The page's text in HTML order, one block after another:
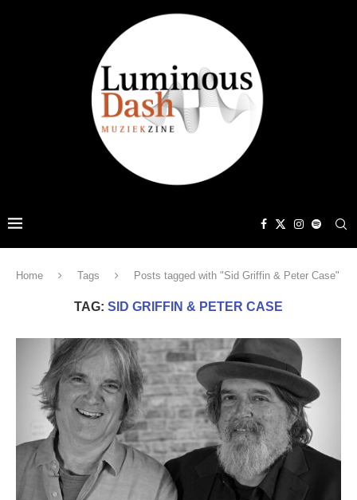
Home Tags Posts tagged with "Sid Griffin & Peter Case"
TAG: SID GRIFFIN & PETER CASE